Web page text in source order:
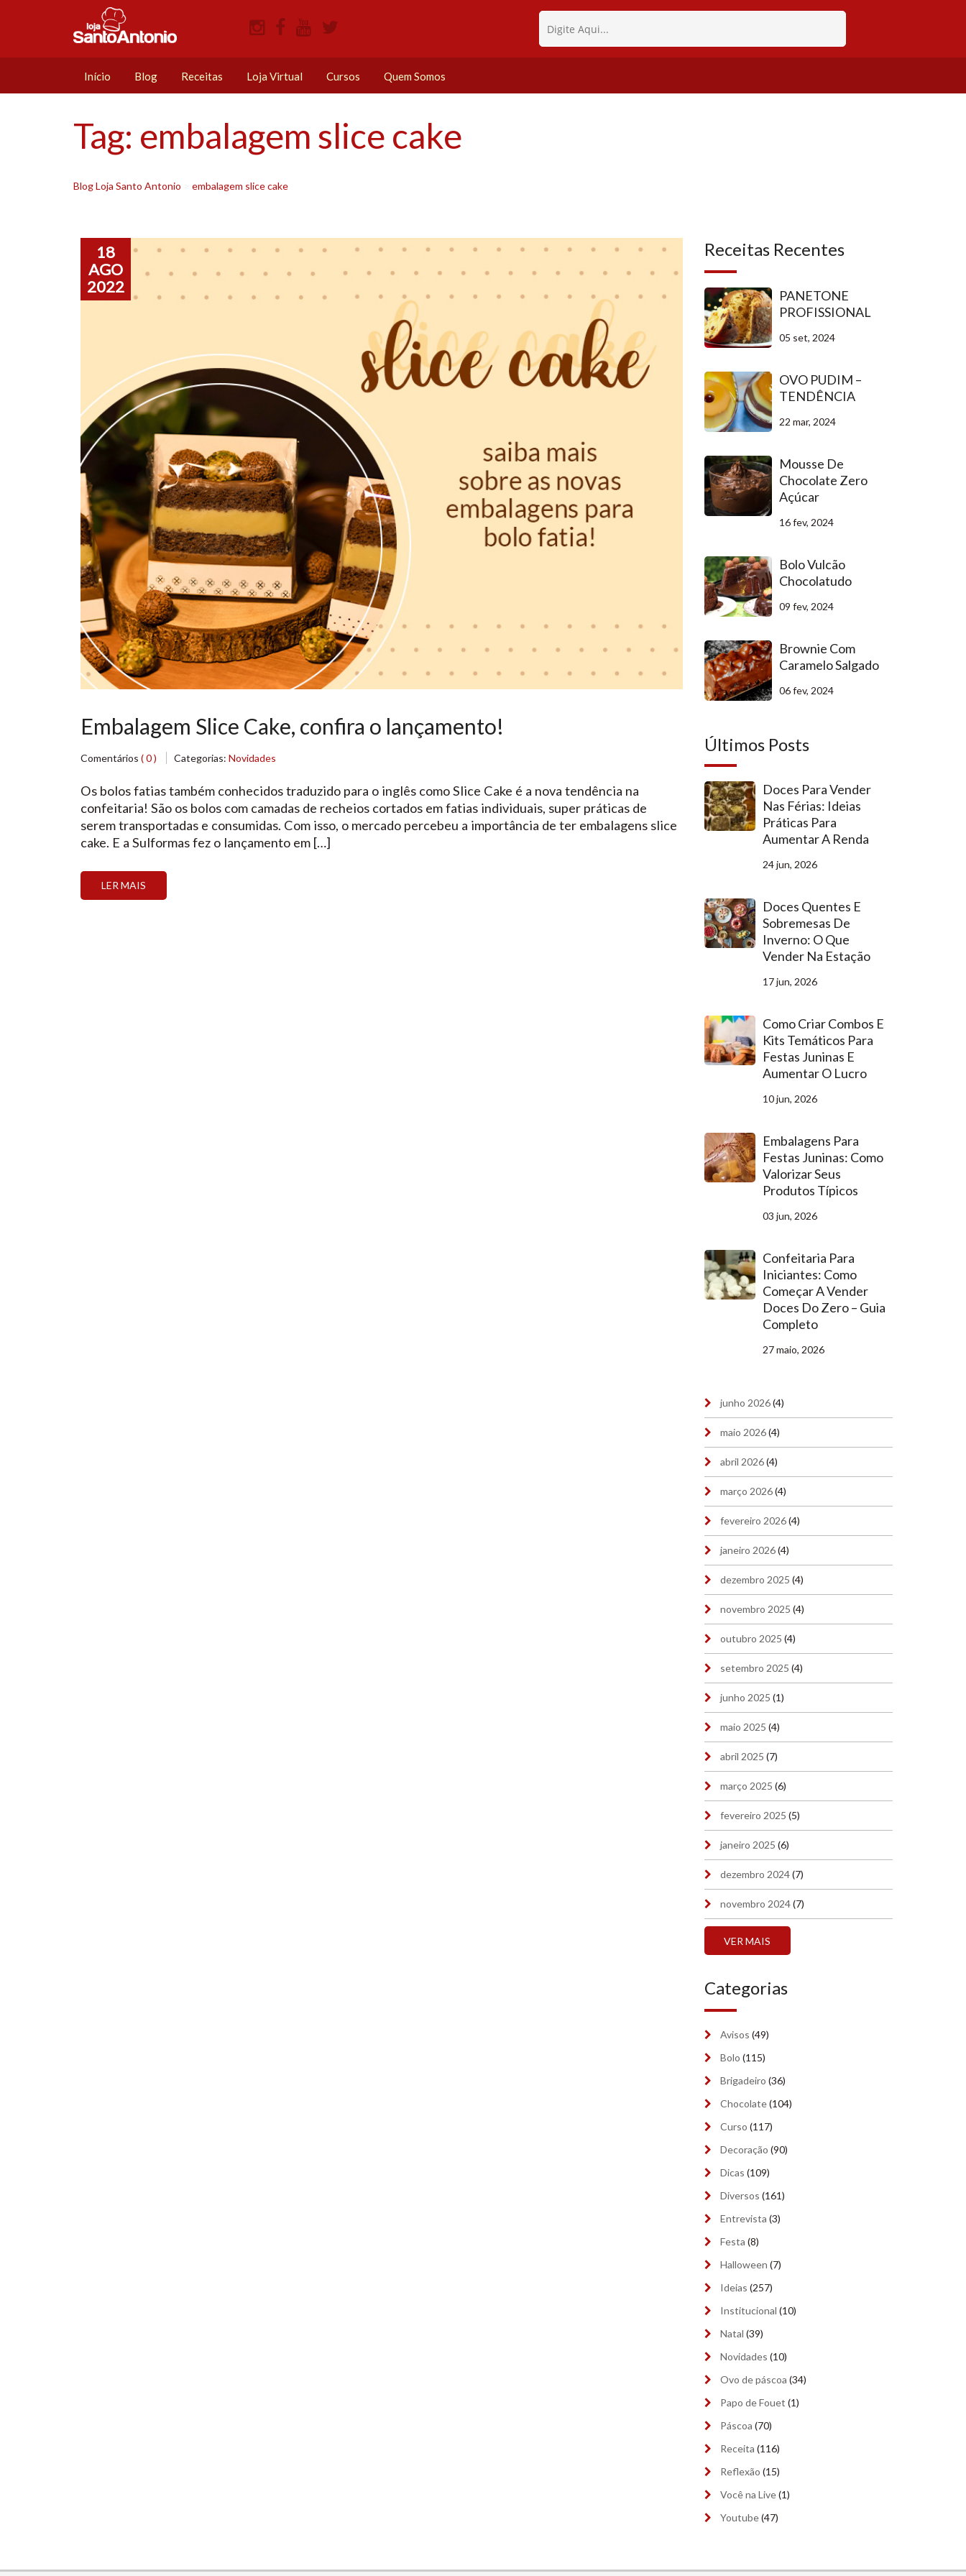
Início Blog Receitas Loja Virtual Cursos Quem Somos
Tag: embalagem slice cake
Blog Loja Santo Antonio embalagem slice cake
Embalagem Slice Cake, confira o lançamento!
Comentários ( 0 ) Categorias: Novidades
Os bolos fatias também conhecidos traduzido para o inglês como Slice Cake é a nova tendência na
confeitaria! São os bolos com camadas de recheios cortados em fatias individuais, super práticas de
serem transportadas e consumidas. Com isso, o mercado percebeu a importância de ter embalagens slice
cake. E a Sulformas fez o lançamento em […]
LER MAIS
18
AGO
2022
Receitas Recentes
PANETONE
PROFISSIONAL
05 set, 2024
OVO PUDIM –
TENDÊNCIA
22 mar, 2024
Mousse De
Chocolate Zero
Açúcar
16 fev, 2024
Bolo Vulcão
Chocolatudo
09 fev, 2024
Brownie Com
Caramelo Salgado
06 fev, 2024
Últimos Posts
Doces Para Vender
Nas Férias: Ideias
Práticas Para
Aumentar A Renda
24 jun, 2026
Doces Quentes E
Sobremesas De
Inverno: O Que
Vender Na Estação
17 jun, 2026
Como Criar Combos E
Kits Temáticos Para
Festas Juninas E
Aumentar O Lucro
10 jun, 2026
Embalagens Para
Festas Juninas: Como
Valorizar Seus
Produtos Típicos
03 jun, 2026
Confeitaria Para
Iniciantes: Como
Começar A Vender
Doces Do Zero – Guia
Completo
27 maio, 2026
junho 2026(4)
maio 2026(4)
abril 2026(4)
março 2026(4)
fevereiro 2026(4)
janeiro 2026(4)
dezembro 2025 (4)
novembro 2025 (4)
outubro 2025 (4)
setembro 2025 (4)
junho 2025 (1)
maio 2025 (4)
abril 2025 (7)
março 2025 (6)
fevereiro 2025 (5)
janeiro 2025 (6)
dezembro 2024(7)
novembro 2024(7)
(7)
agosto 2024(2)
junho 2024
maio 2024 (7)
abril 2024(9)
fevereiro 2024
janeiro 2024(9)
dezembro 2023
outubro 2023
setembro 2023(9)
julho 2023
junho 2023(9)
maio 2023 (9)
março 2023(9)
fevereiro 2023
VER MAIS
Categorias
Avisos (49)
Bolo (115)
Brigadeiro (36)
Chocolate(104)
Curso (117)
Decoração (90)
Dicas (109)
Diversos (161)
Entrevista (3)
Festa (8)
Halloween (7)
Ideias (257)
Institucional (10)
Natal (39)
Novidades (10)
Ovo de páscoa (34)
Papo de Fouet (1)
Páscoa (70)
Receita (116)
Reflexão (15)
Você na Live(1)
Youtube(47)